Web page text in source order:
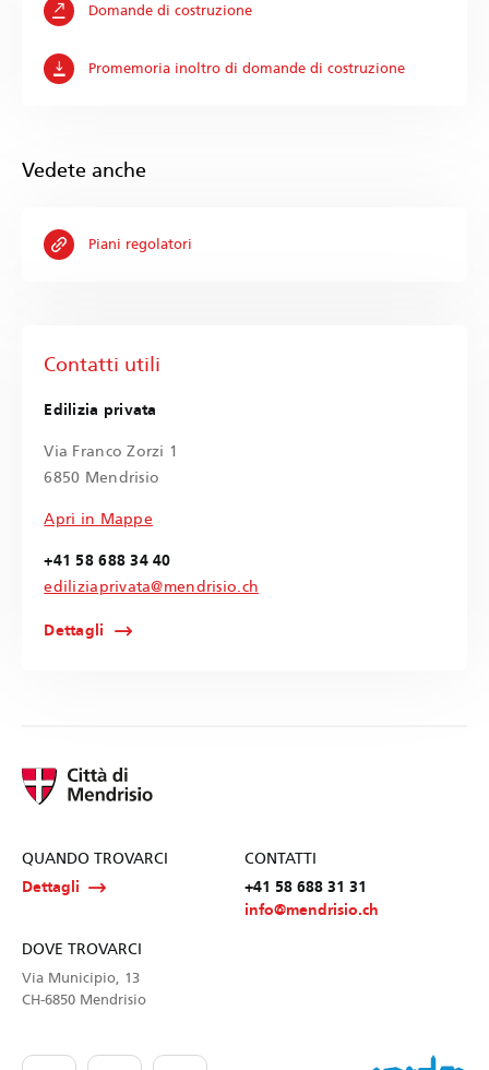
Domande di costruzione
Promemoria inoltro di domande di costruzione
Vedete anche
Piani regolatori
Contatti utili
Edilizia privata
Via Franco Zorzi 1
6850 Mendrisio
Apri in Mappe
+41 58 688 34 40
ediliziaprivata@mendrisio.ch
Dettagli
QUANDO TROVARCI
Dettagli
CONTATTI
+41 58 688 31 31
info@mendrisio.ch
DOVE TROVARCI
Via Municipio, 13
CH-6850 Mendrisio